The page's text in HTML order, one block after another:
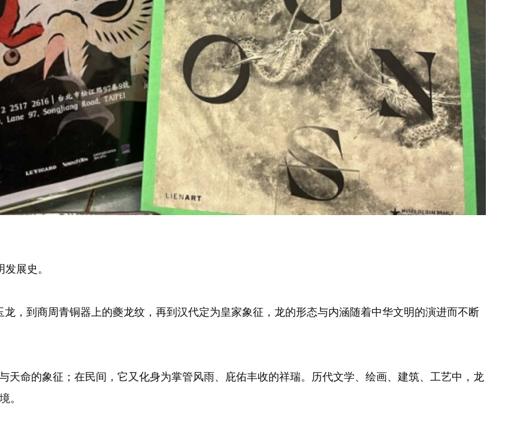
展史。
，到商周青铜器上的夔龙纹，再到汉代定为皇家象征，龙的形态与内涵随着中华文明的演进而不断
命的象征；在民间，它又化身为掌管风雨、庇佑丰收的祥瑞。历代文学、绘画、建筑、工艺中，龙
。